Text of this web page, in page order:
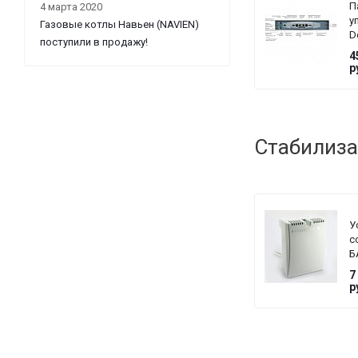
7
4 марта 2020
Газовые котлы Навьен (NAVIEN)
поступили в продажу!